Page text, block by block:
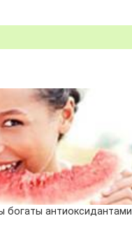
богаты антиоксидантами